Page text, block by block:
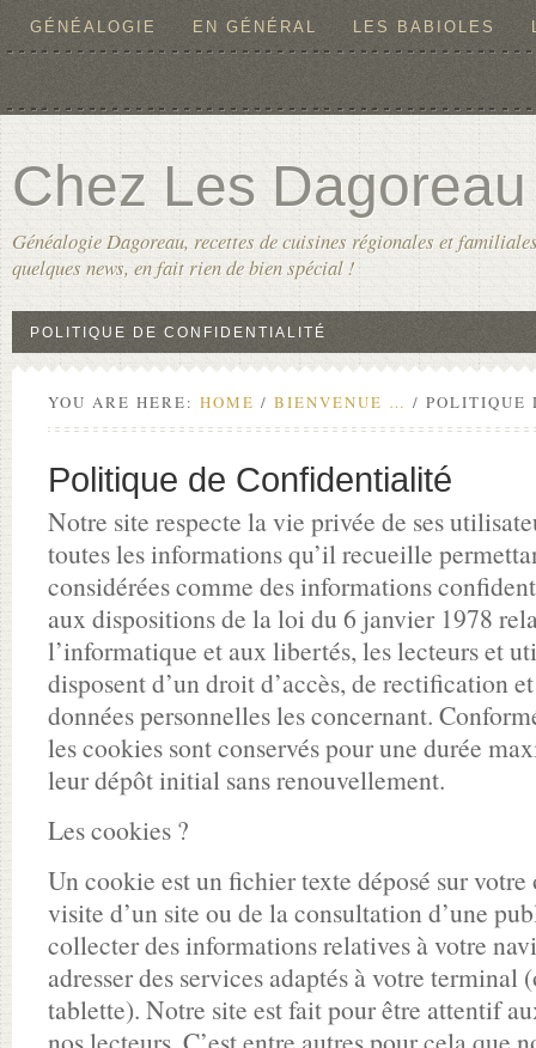
GÉNÉALOGIE EN GÉNÉRAL LES BABIOLES
Chez Les Dagoreau
Généalogie Dagoreau, recettes de cuisines régionales et
quelques news, en fait rien de bien spécial !
POLITIQUE DE CONFIDENTIALITÉ
YOU ARE HERE: HOME / BIENVENUE … / POLITIQUE
Politique de Confidentialité
Notre site respecte la vie privée de ses
toutes les informations qu’il recueille
considérées comme des informations
aux dispositions de la loi du 6 janvier 1978
l’informatique et aux libertés, les lecteurs et
disposent d’un droit d’accès, de rectification
données personnelles les concernant.
les cookies sont conservés pour une durée
leur dépôt initial sans renouvellement.
Les cookies ?
Un cookie est un fichier texte déposé sur
visite d’un site ou de la consultation d’une
collecter des informations relatives à votre
adresser des services adaptés à votre
tablette). Notre site est fait pour être attentif